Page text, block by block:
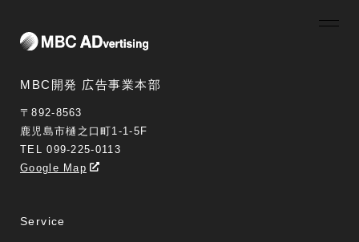
MBC開発 広告事業本部
〒892-8563
鹿児島市樋之口町1-1-5F
TEL 099-225-0113
Google Map
Service